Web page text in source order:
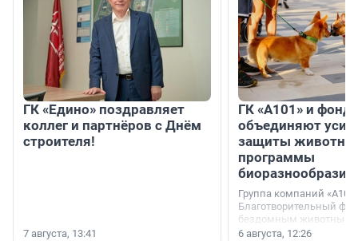
ГК «Едино» поздравляет
коллег и партнёров с Днём
строителя!
7 августа, 13:41
ГК «А101» и фонд
объединяют
защиты
программы
биоразнообразия
Группа компаний
Благотворительный
бездомным животным
заключили соглашение
6 августа, 12:26